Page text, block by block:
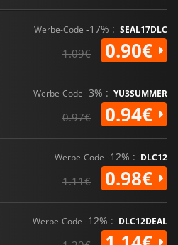
Werbe-Code -17% : SEAL17DLC
1.09€ 0.90€
Werbe-Code -3% : YU3SUMMER
0.97€ 0.94€
Werbe-Code -12% : DLC12
1.11€ 0.98€
Werbe-Code -12% : DLC12DEAL